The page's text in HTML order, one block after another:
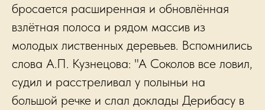
бросается расширенная и обновлённая
взлётная полоса и рядом массив из
молодых лиственных деревьев. Вспомнились
слова А.П. Кузнецова: "А Соколов все ловил,
судил и расстреливал у полыньи на
большой речке и слал доклады Дерибасу в